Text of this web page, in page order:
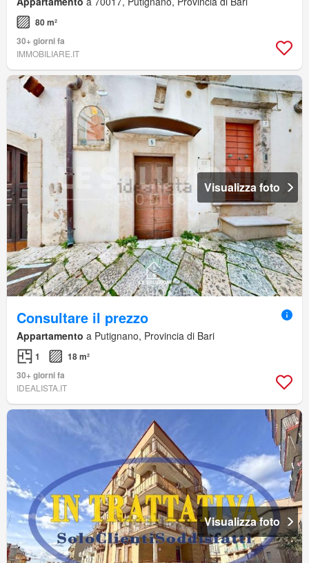
80 m²
30+ giorni fa
IMMOBILIARE.IT
Visualizza foto
Consultare il prezzo
Appartamento a Putignano, Provincia di Bari
1
18 m²
30+ giorni fa
IDEALISTA.IT
Visualizza foto